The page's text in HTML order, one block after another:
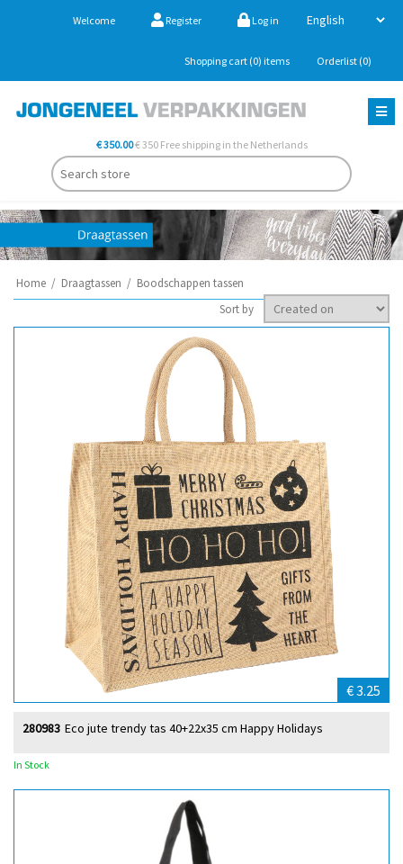
Welcome Register Log in
Shopping cart (0) items Orderlist (0)
€ 350.00€ 350 Free shipping in the Netherlands
Home / Draagtassen / Boodschappen tassen
Sort by
€ 3.25
Eco jute trendy tas 40+22x35 cm Happy Holidays
280983
In Stock